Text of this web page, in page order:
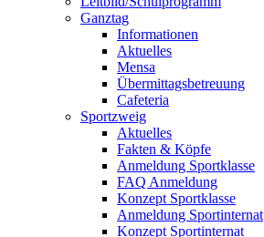
Ganztag
Informationen
Aktuelles
Mensa
Übermittagsbetreuung
Cafeteria
Sportzweig
Aktuelles
Fakten & Köpfe
Anmeldung Sportklasse
FAQ Anmeldung
Konzept Sportklasse
Anmeldung Sportinternat
Konzept Sportinternat